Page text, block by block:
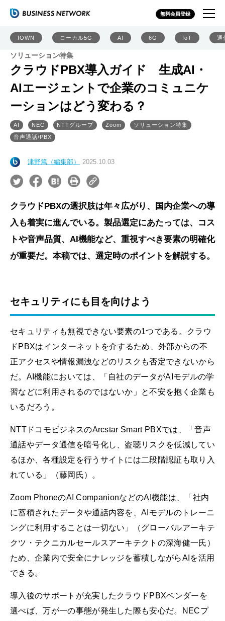
無料会員登録
IOWN ローカル5G AI 6G IoT 通
ソリューション特集
クラウドPBX導入ガイド 生成AI・
AIエージェントで企業のコミュニケ
ーションはどう変わる？
AI NEC NTTグループ Zoom
ソリューション特集
音声通話/PBX
津野篤（編集部） 2025.10.03
クラウドPBXの選択肢は年々広がり、国内企業への導
入も着実に進んでいる。製品選定にあたっては、コス
トや音声品質、AI機能など、重視すべき要素の明確化
が重要だ。本稿では、選定時のポイントを解説する。
セキュリティにも目を向けよう
セキュリティも無視できない要素の1つである。クラウ
ドPBXはインターネットを介するため、外部からの不
正アクセスや情報漏洩などのリスクも否定できないから
だ。AI機能においては、「自社のデータがAIモデルの学
習などに利用されるのではないか」と不安を抱く企業も
いるだろう。
NTTドコモビジネスのArcstar Smart PBXでは、「音声
通話やデータ通信を暗号化し、盗聴リスクを低減してい
るほか、各種設定を行うサイトには二段階認証も取り入
れている」（藤岡氏）。
Zoom PhoneのAI CompanionなどのAI機能は、「社内
に蓄積されたデータや通話内容を、AIモデルのトレーニ
ングに利用することは一切ない」（グローバルアーキテ
クツ・テクニカルセールスアーキテクトの深海健一氏）
ため、企業内で安全にナレッジを蓄積しながらAIを活用
できる。
導入後のサポートが充実したクラウドPBXベンダーを
選べば、万が一の事態が発生した際も安心だ。NECプ